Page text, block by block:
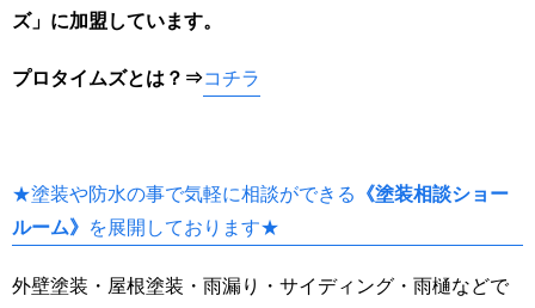
ズ」に加盟しています。
プロタイムズとは ？⇒コチラ
★塗装や防水の事で気軽に相談ができる
《塗装相談ショー
ルーム》 を展開しております★
外壁塗装・屋根塗装・雨漏り・サイディング・雨樋などで